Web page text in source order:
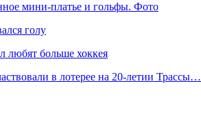
мини-платье и гольфы. Фото
голу
любят больше хоккея
в лотерее на 20-летии Трассы…